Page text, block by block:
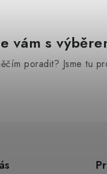
vám s
poradit? Jsme tu